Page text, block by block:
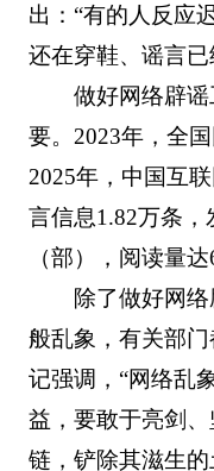
出：“有的人反应
还在穿鞋、谣言
做好网络辟
要。2023年，全
2025年，中国互
言信息1.82万条
（部），阅读量达
除了做好网
般乱象，有关部
记强调，“网络乱
益，要敢于亮剑
链，铲除其滋生